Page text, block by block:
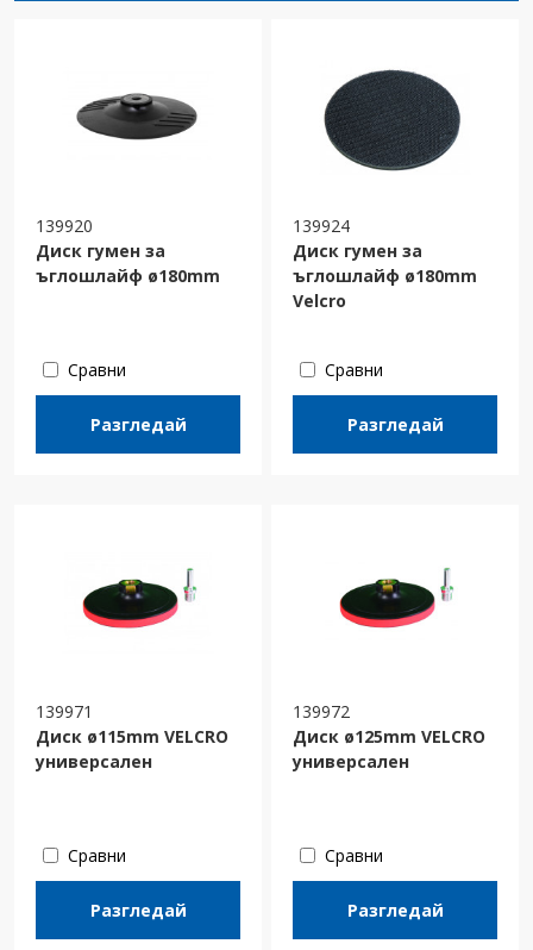
139920
Диск гумен за
ъглошлайф ø180mm
Сравни
Разгледай
139924
Диск гумен за
ъглошлайф ø180mm
Velcro
Сравни
Разгледай
139971
Диск ø115mm VELCRO
универсален
Сравни
Разгледай
139972
Диск ø125mm VELCRO
универсален
Сравни
Разгледай